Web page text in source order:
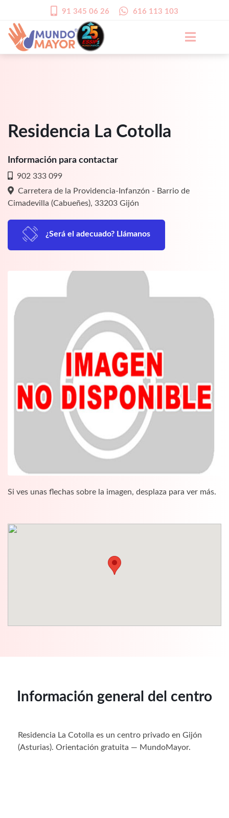
91 345 06 26 616 113 103
Residencia La Cotolla
Información para contactar
902 333 099
Carretera de la Providencia-Infanzón - Barrio de
Cimadevilla (Cabueñes), 33203 Gijón
¿Será el adecuado? Llámanos
Si ves unas flechas sobre la imagen, desplaza para ver más.
Información general del centro
Residencia La Cotolla es un centro privado en Gijón
(Asturias). Orientación gratuita — MundoMayor.